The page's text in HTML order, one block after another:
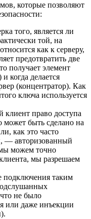
которые позволяют
того, является ли
той, на
как к серверу,
предотвратить две
получает элемент
когда делается
(концентратор). Как
ключа используется
право доступа
может быть сделано на
как это часто
— авторизованный
мы можем точно
мы разрешаем
подключения таким
не было
или даже инъекции